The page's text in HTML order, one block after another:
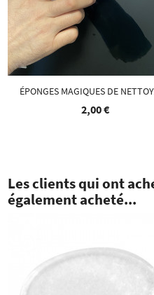
ÉPONGES MAGIQUES DE
2,00 €
Les clients qui ont
également acheté...